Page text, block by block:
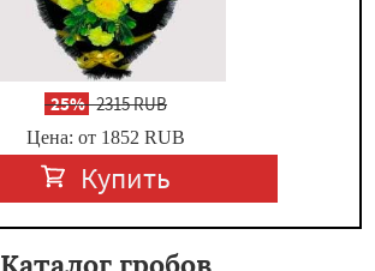
-25%2315 RUB
Цена: от 1852 RUB
Купить